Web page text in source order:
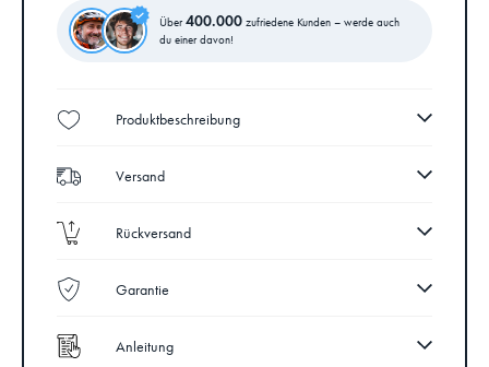
Über400.000 zufriedene Kunden – werde auch
du einer davon!
Produktbeschreibung
Versand
Rückversand
Garantie
Anleitung